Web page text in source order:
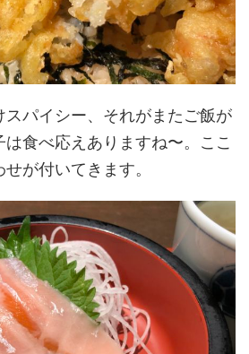
スパイシー、それがまたご飯が
食べ応えありますね〜。ここ
が付いてきます。